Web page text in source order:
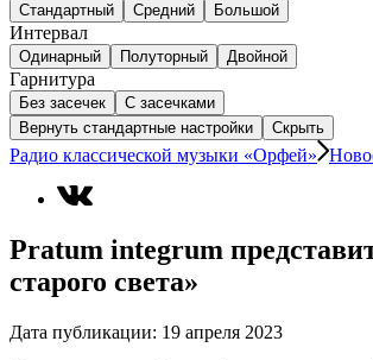
Стандартный Средний Большой
Интервал
Одинарный Полуторный Двойной
Гарнитура
Без засечек
С засечками
Вернуть стандартные настройки
Скрыть
Радио классической музыки «Орфей»
Pratum integrum
старого света»
Дата публикации: 19 апреля 2023